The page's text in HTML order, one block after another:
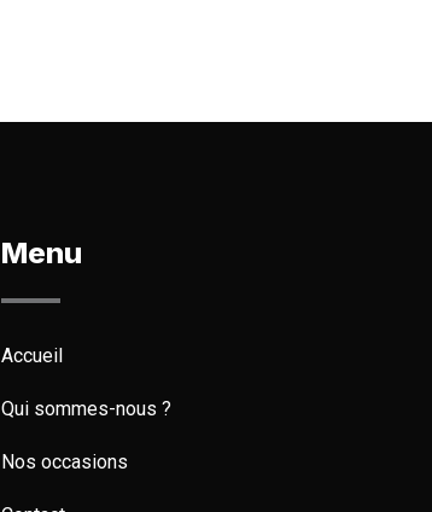
Menu
Accueil
Qui sommes-nous ?
Nos occasions